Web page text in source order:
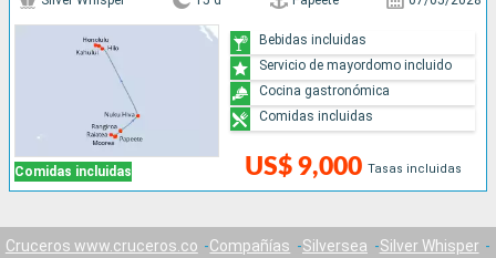
Comidas incluidas US$ 9,000 Tasas incluidas
Bebidas incluidas
Servicio de mayordomo incluido
Cocina gastronómica
Comidas incluidas
Cruceros www.cruceros.co Compañías Silversea
Silver Whisper